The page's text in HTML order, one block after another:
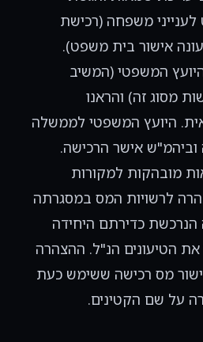
משפחה (רכישת
אישור בית משפט).
המשפטי (המשיב
מסוג זה) והראנו
היועץ המשפטי לממשלה
אישר הרכישה.
מובהקות למקורות
לרשויות המס במסגרתה
הנרכשת כדירתם היחידה
את הטיעונים הנ"ל. ההצהרה
מס רכישה ששימש כעת
על שם הקטינים.